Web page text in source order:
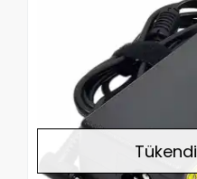
Tükendi